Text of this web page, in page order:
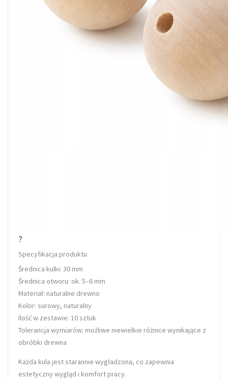
?
Specyfikacja produktu
Średnica kulki: 30 mm
Średnica otworu: ok. 5–6 mm
Materiał: naturalne drewno
Kolor: surowy, naturalny
Ilość w zestawie: 10 sztuk
Tolerancja wymiarów: możliwe niewielkie różnice wynikające z
obróbki drewna
Każda kula jest starannie wygładzona, co zapewnia
estetyczny wygląd i komfort pracy.